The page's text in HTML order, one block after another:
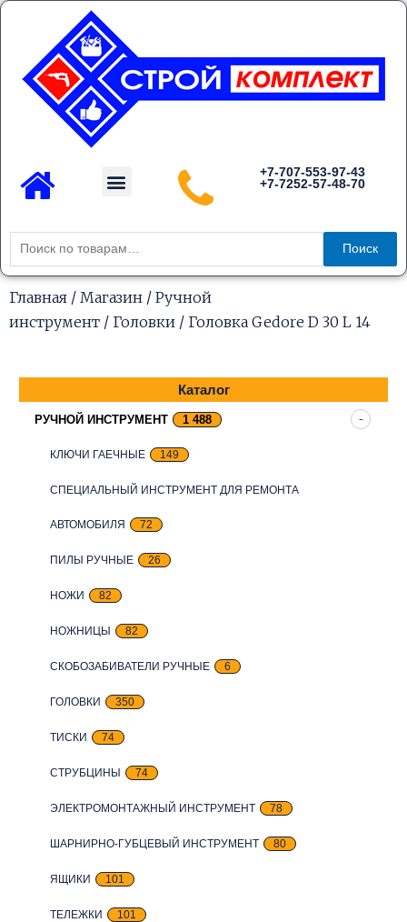
Перейти
содержимому
Menu
+7-707-553-97-43
+7-7252-57-48-70
Искать:
Поиск
Главная / Магазин / Ручной
инструмент / Головки / Головка Gedore D 30 L 14
Каталог
РУЧНОЙ ИНСТРУМЕНТ 1 488
КЛЮЧИ ГАЕЧНЫЕ 149
СПЕЦИАЛЬНЫЙ ИНСТРУМЕНТ ДЛЯ РЕМОНТА
АВТОМОБИЛЯ 72
ПИЛЫ РУЧНЫЕ 26
НОЖИ 82
НОЖНИЦЫ 82
СКОБОЗАБИВАТЕЛИ РУЧНЫЕ 6
ГОЛОВКИ 350
ТИСКИ 74
СТРУБЦИНЫ 74
ЭЛЕКТРОМОНТАЖНЫЙ ИНСТРУМЕНТ 78
ШАРНИРНО-ГУБЦЕВЫЙ ИНСТРУМЕНТ 80
ЯЩИКИ 101
ТЕЛЕЖКИ 101